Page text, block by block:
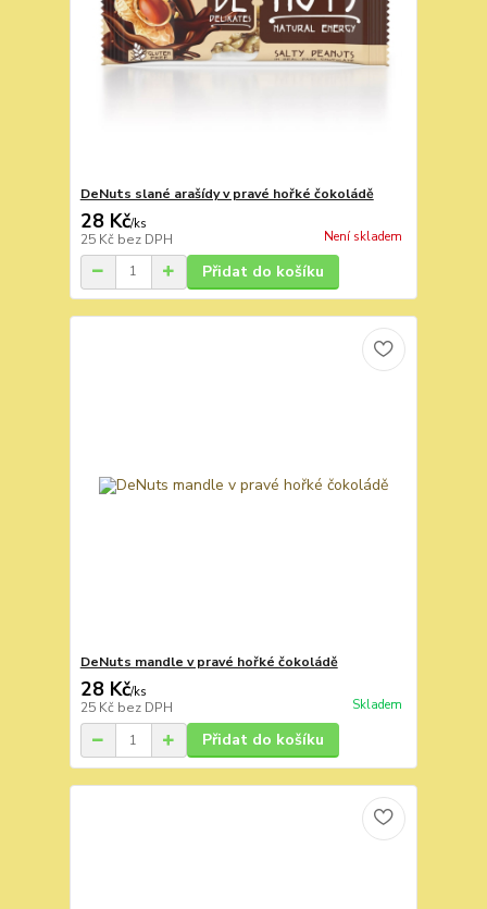
DeNuts slané arašídy v pravé hořké čokoládě
28 Kč/ks
25 Kč bez DPH Není skladem
Přidat do košíku
DeNuts mandle v pravé hořké čokoládě
28 Kč/ks
25 Kč bez DPH Skladem
Přidat do košíku